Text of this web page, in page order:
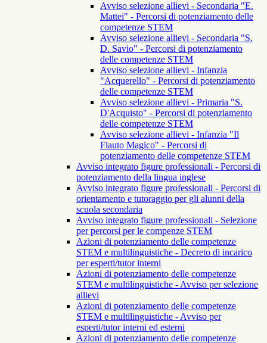
Avviso selezione allievi - Secondaria "E.
Mattei" - Percorsi di potenziamento delle
competenze STEM
Avviso selezione allievi - Secondaria "S.
D. Savio" - Percorsi di potenziamento
delle competenze STEM
Avviso selezione allievi - Infanzia
"Acquerello" - Percorsi di potenziamento
delle competenze STEM
Avviso selezione allievi - Primaria "S.
D'Acquisto" - Percorsi di potenziamento
delle competenze STEM
Avviso selezione allievi - Infanzia "Il
Flauto Magico" - Percorsi di
potenziamento delle competenze STEM
Avviso integrato figure professionali - Percorsi di
potenziamento della lingua inglese
Avviso integrato figure professionali - Percorsi di
orientamento e tutoraggio per gli alunni della
scuola secondaria
Avviso integrato figure professionali - Selezione
per percorsi per le compenze STEM
Azioni di potenziamento delle competenze
STEM e multilinguistiche - Decreto di incarico
per esperti/tutor interni
Azioni di potenziamento delle competenze
STEM e multilinguistiche - Avviso per selezione
allievi
Azioni di potenziamento delle competenze
STEM e multilinguistiche - Avviso per
esperti/tutor interni ed esterni
Azioni di potenziamento delle competenze